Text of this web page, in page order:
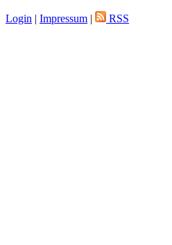
Login | Impressum | RSS